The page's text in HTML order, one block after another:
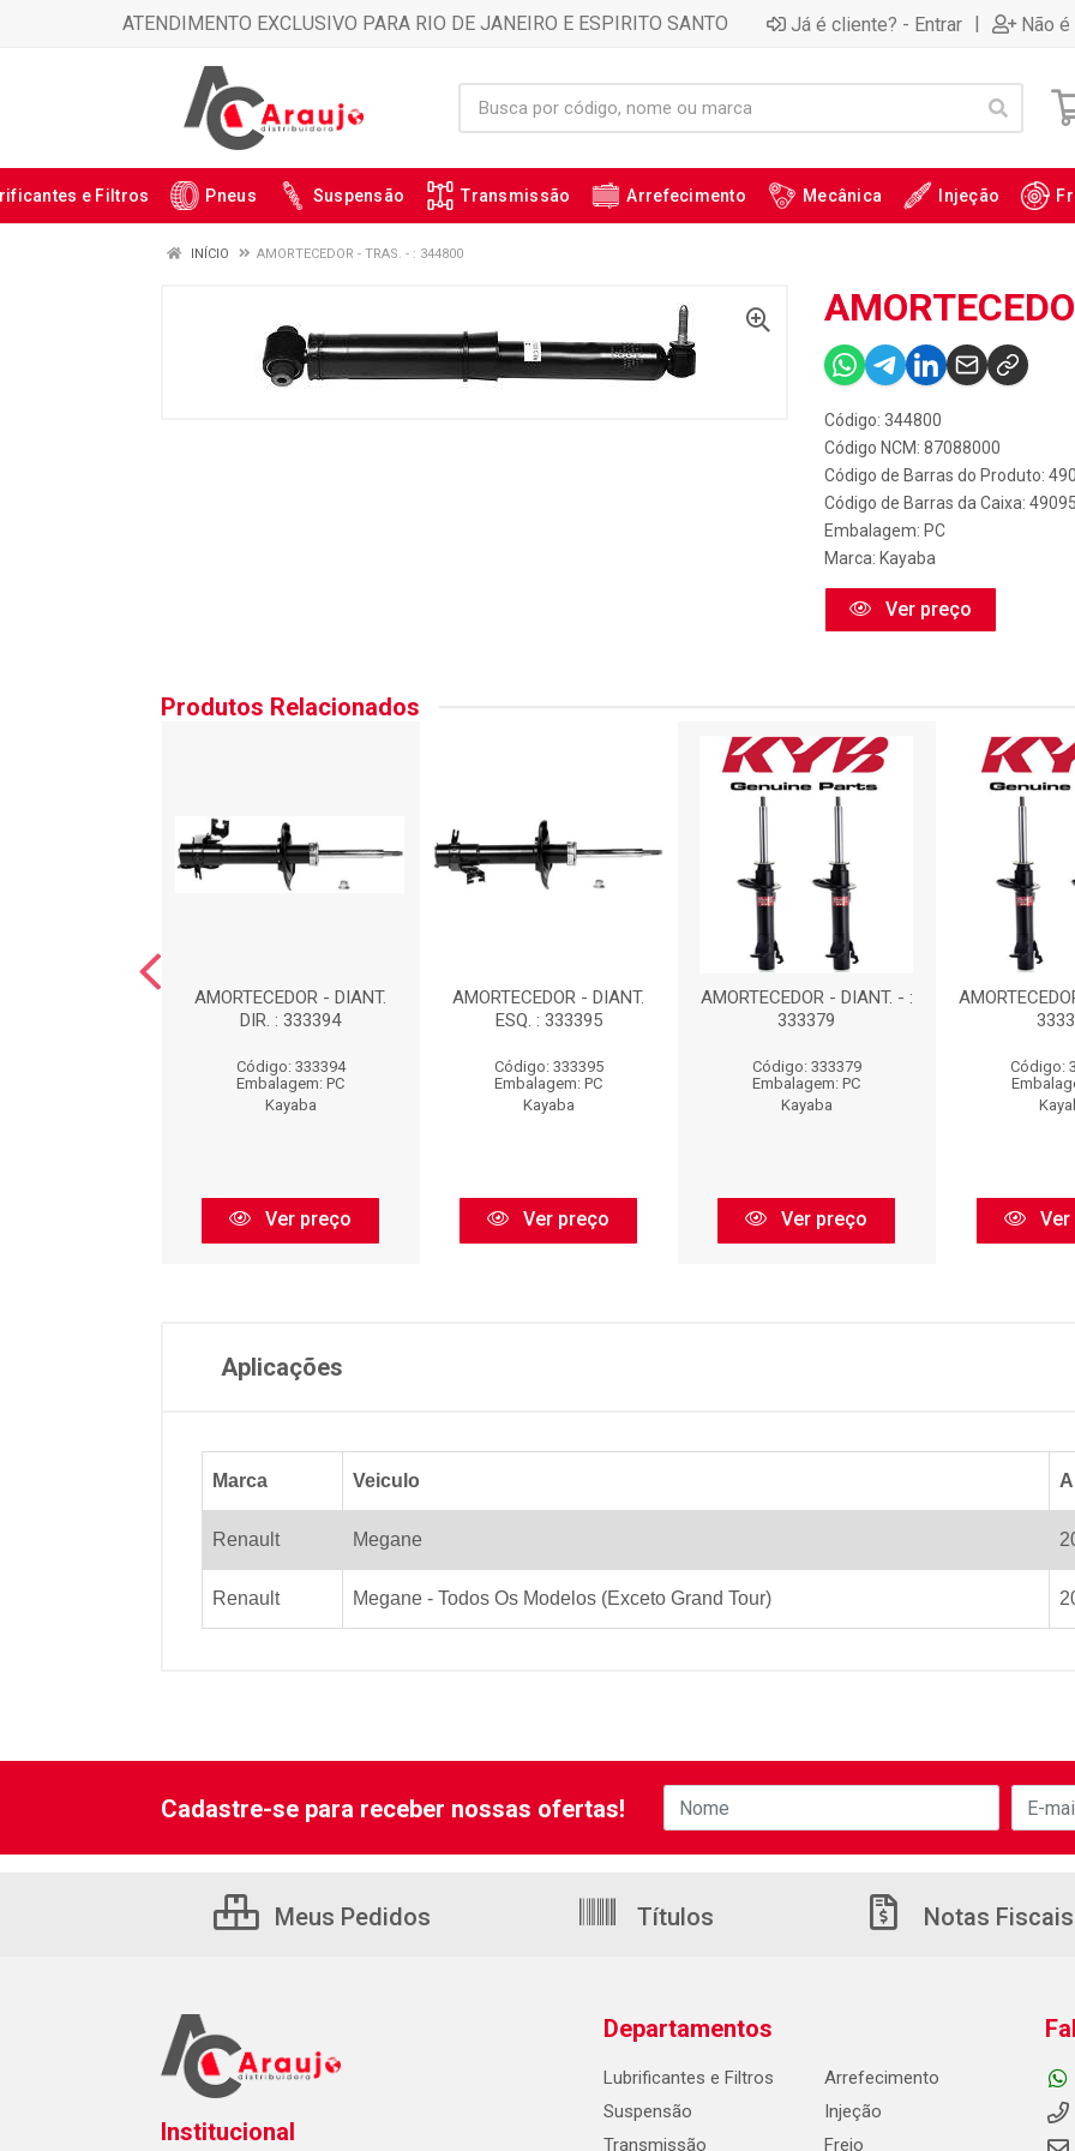
ATENDIMENTO EXCLUSIVO PARA RIO DE JANEIRO E ESPIRITO SANTO Já é cliente? - Entrar | Não
e Filtros Pneus Suspensão Transmissão Arrefecimento Mecânica Injeção
INÍCIO AMORTECEDOR - TRAS. - : 344800
Código: 344800
Código NCM: 87088000
Código de Barras do Produto:
Código de Barras da Caixa:
Embalagem: PC
Marca: Kayaba
Ver preço
Produtos Relacionados
AMORTECEDOR - DIANT.
DIR. : 333394
Código: 333394
Embalagem: PC
Kayaba
Ver preço
AMORTECEDOR - DIANT.
ESQ. : 333395
Código: 333395
Embalagem: PC
Kayaba
Ver preço
AMORTECEDOR - DIANT. - :
333379
Código: 333379
Embalagem: PC
Kayaba
Ver preço
Código:
Ver
Aplicações
Marca Veiculo
Renault Megane
Renault Megane - Todos Os Modelos (Exceto Grand Tour)
Cadastre-se para receber nossas ofertas!
Meus Pedidos Títulos Notas Fiscais
Institucional
Departamentos
Lubrificantes e Filtros
Suspensão
Transmissão
Arrefecimento
Injeção
Freio